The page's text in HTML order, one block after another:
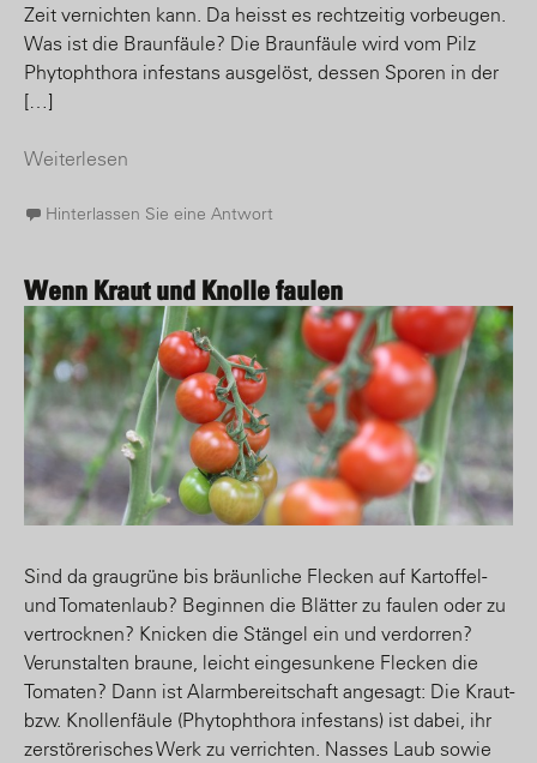
Zeit vernichten kann. Da heisst es rechtzeitig vorbeugen.
Was ist die Braunfäule? Die Braunfäule wird vom Pilz
Phytophthora infestans ausgelöst, dessen Sporen in der
[…]
Weiterlesen
Hinterlassen Sie eine Antwort
Wenn Kraut und Knolle faulen
Sind da graugrüne bis bräunliche Flecken auf Kartoffel-
und Tomatenlaub? Beginnen die Blätter zu faulen oder zu
vertrocknen? Knicken die Stängel ein und verdorren?
Verunstalten braune, leicht eingesunkene Flecken die
Tomaten? Dann ist Alarmbereitschaft angesagt: Die Kraut-
bzw. Knollenfäule (Phytophthora infestans) ist dabei, ihr
zerstörerisches Werk zu verrichten. Nasses Laub sowie